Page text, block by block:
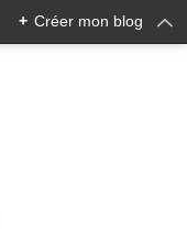
+ Créer mon blog